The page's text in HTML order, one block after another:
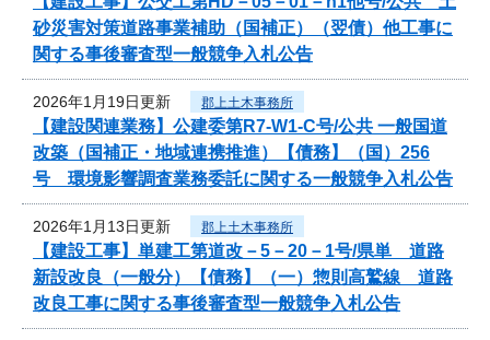
砂災害対策道路事業補助（国補正）（翌債）他工事に
関する事後審査型一般競争入札公告
2026年1月19日更新 郡上土木事務所
【建設関連業務】公建委第R7-W1-C号/公共 一般国道
改築（国補正・地域連携推進）【債務】（国）256
号 環境影響調査業務委託に関する一般競争入札公告
2026年1月13日更新 郡上土木事務所
【建設工事】単建工第道改－5－20－1号/県単 道路
新設改良（一般分）【債務】（一）惣則高鷲線 道路
改良工事に関する事後審査型一般競争入札公告